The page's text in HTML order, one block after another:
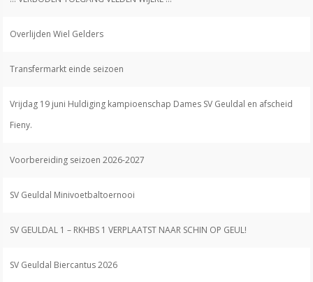
Overlijden Wiel Gelders
Transfermarkt einde seizoen
Vrijdag 19 juni Huldiging kampioenschap Dames SV Geuldal en afscheid
Fieny.
Voorbereiding seizoen 2026-2027
SV Geuldal Minivoetbaltoernooi
SV GEULDAL 1 – RKHBS 1 VERPLAATST NAAR SCHIN OP GEUL!
SV Geuldal Biercantus 2026